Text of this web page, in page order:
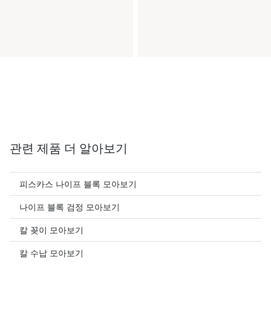
관련 제품 더 알아보기
피스카스 나이프 블록 모아보기
나이프 블록 검정 모아보기
칼 꽂이 모아보기
칼 수납 모아보기